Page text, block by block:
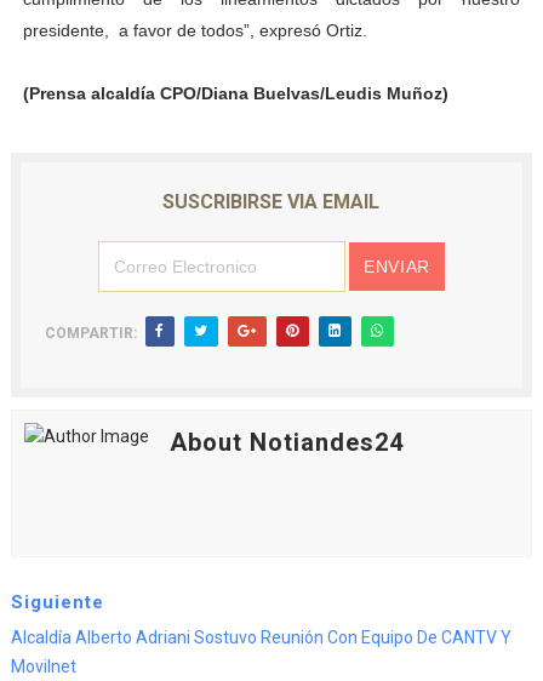
presidente, a favor de todos”, expresó Ortiz.
(Prensa alcaldía CPO/Diana Buelvas/Leudis Muñoz)
SUSCRIBIRSE VIA EMAIL
COMPARTIR:
About Notiandes24
Siguiente
Alcaldía Alberto Adriani Sostuvo Reunión Con Equipo De CANTV Y
Movilnet